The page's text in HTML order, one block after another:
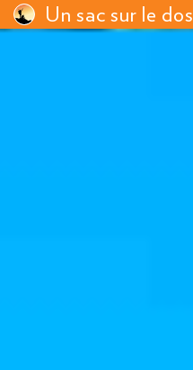
Un sac sur le dos